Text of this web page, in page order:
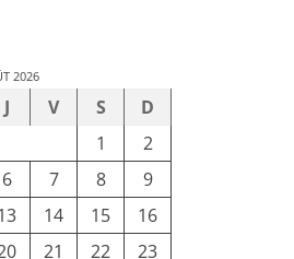
2026
J V S
D
1
2
6 7 8
9
14 15
16
21 22 23